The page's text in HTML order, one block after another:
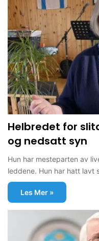
Helbredet for
og nedsatt syn
Hun har mesteparten av
leddene. Hun har hatt
Les Mer »